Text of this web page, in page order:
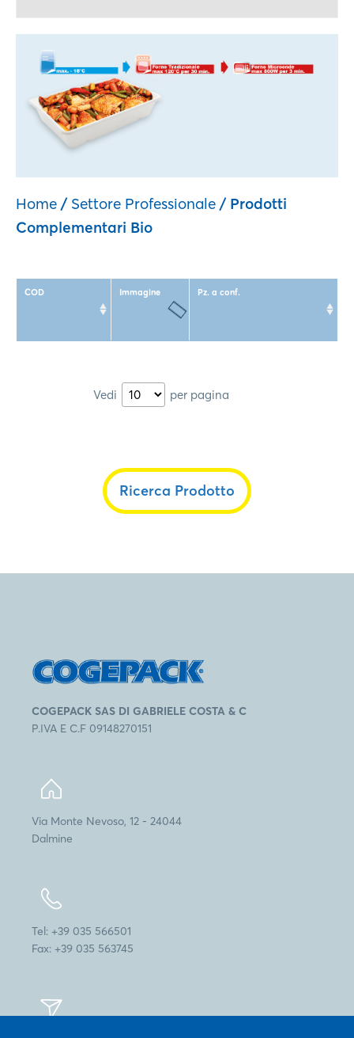
Home / Settore Professionale / Prodotti
Complementari Bio
COD Immagine Pz. a conf.
Vedi per pagina
Ricerca Prodotto
COGEPACK SAS DI GABRIELE COSTA & C
P.IVA E C.F 09148270151
Via Monte Nevoso, 12 - 24044
Dalmine
Tel: +39 035 566501
Fax: +39 035 563745